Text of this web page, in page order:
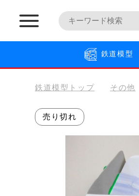
鉄道模型
鉄道模型トップ その他
売り切れ